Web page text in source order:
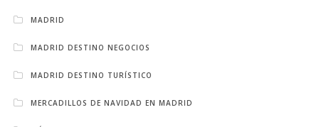
MADRID
MADRID DESTINO NEGOCIOS
MADRID DESTINO TURÍSTICO
MERCADILLOS DE NAVIDAD EN MADRID